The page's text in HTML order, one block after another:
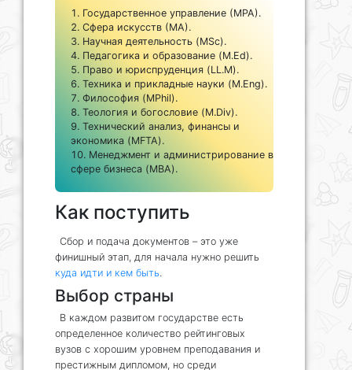
Государственное управление (МРА).
Сфера искусств (МА).
Научная деятельность (MSc).
Педагогика и образование (M.Ed).
Право и юриспруденция (LL.M).
Техника и прикладные науки (M.Eng).
Философия (MPhil).
Теология и богословие (M.Div).
Технический анализ, финансы и
экономика (MFTA).
Менеджмент и администрирование в
сфере бизнеса (MBA).
Как поступить
Сбор и подача документов – это уже
финишный этап, для начала нужно решить
куда идти и кем быть
Выбор страны
В каждом развитом государстве есть
определенное количество рейтинговых
вузов с хорошим уровнем преподавания и
престижным дипломом, но среди